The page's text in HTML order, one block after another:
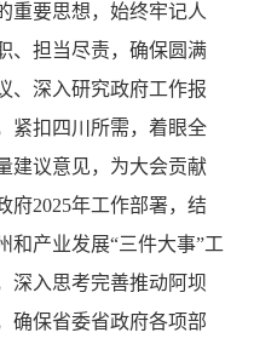
重要思想，始终牢记人
、担当尽责，确保圆满
、深入研究政府工作报
紧扣四川所需，着眼全
建议意见，为大会贡献
府2025年工作部署，结
和产业发展“三件大事”工
深入思考完善推动阿坝
确保省委省政府各项部